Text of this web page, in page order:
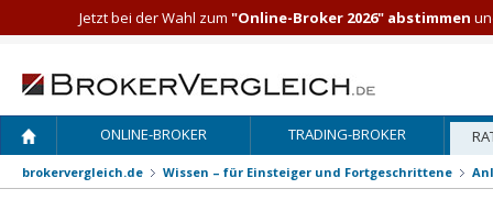
ONLINE-BROKER TRADING-BROKER
brokervergleich.de Wissen – für Einsteiger und Fortgeschrittene
Jetzt bei der Wahl zum "Online-Broker 2026" abstimmen